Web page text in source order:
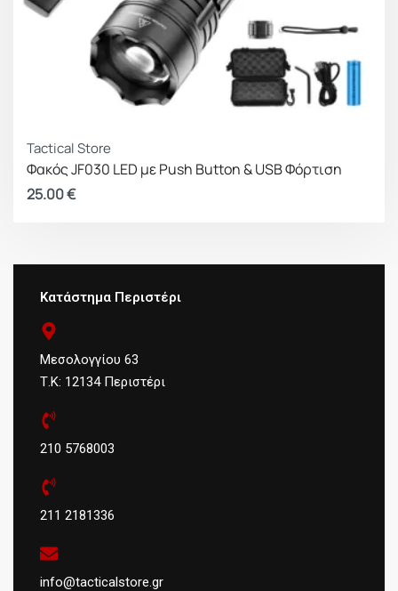
Tactical Store
Φακός JF030 LED με Push Button & USB Φόρτιση
25.00€
Κατάστημα Περιστέρι
Μεσολογγίου 63
Τ.Κ: 12134 Περιστέρι
210 5768003
211 2181336
info@tacticalstore.gr